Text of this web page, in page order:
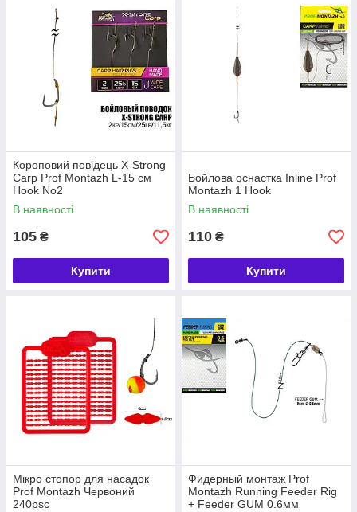
Короповий повідець X-Strong
Carp Prof Montazh L-15 см
Hook No2
В наявності
105 ₴
Купити
Бойлова оснастка Inline Prof
Montazh 1 Hook
В наявності
110 ₴
Купити
Мікро стопор для насадок
Prof Montazh Червоний
240psc
Фидерный монтаж Prof
Montazh Running Feeder Rig
+ Feeder GUM 0.6мм